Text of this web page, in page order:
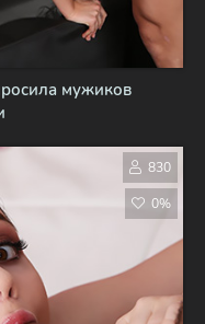
мужиков
830
0%